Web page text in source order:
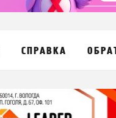
СПРАВКА